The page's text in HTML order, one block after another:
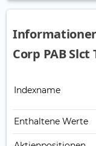
Corp PAB Slct
Indexname
Enthaltene Werte